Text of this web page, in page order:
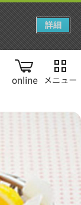
online
詳細